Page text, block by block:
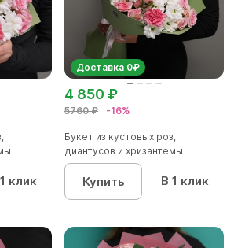
клик
Доставка 0₽
5760 ₽ -16%
4 850 ₽
Букет из кустовых роз,
диантусов и хризантемы
кустовой...
Купить В 1 клик